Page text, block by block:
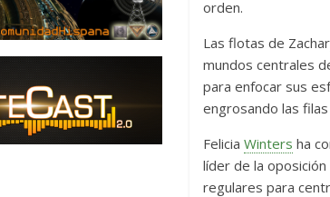
orden.
Las flotas de
mundos centrales
para enfocar sus
engrosando las
Felicia Winters ha
líder de la
regulares para